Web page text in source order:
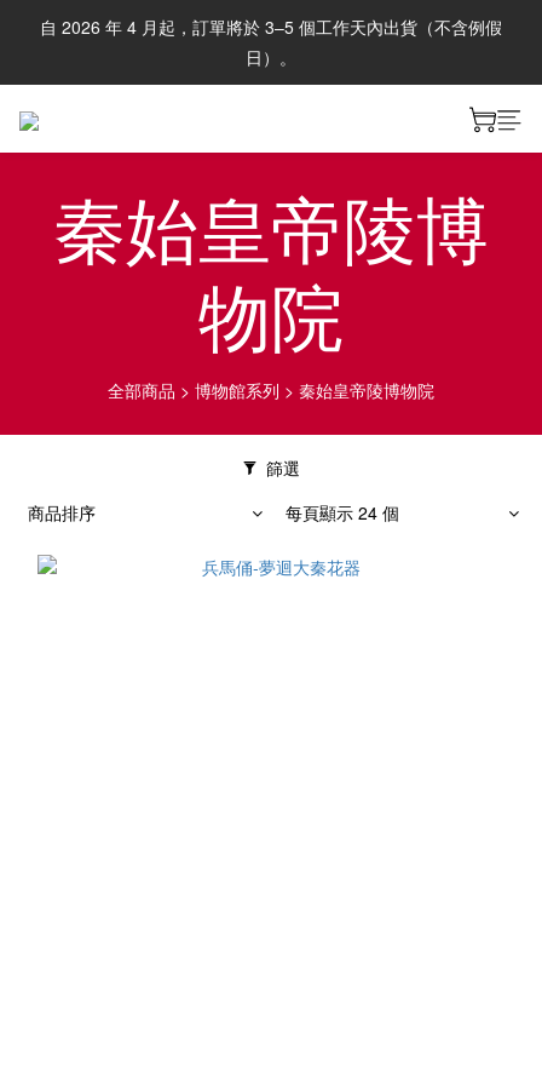
自 2026 年 4 月起，訂單將於 3–5 個工作天內出貨（不含例假
日）。
秦始皇帝陵博
物院
全部商品 > 博物館系列 > 秦始皇帝陵博物院
篩選
商品排序
每頁顯示 24 個